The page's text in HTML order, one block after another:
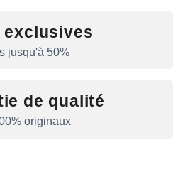
exclusives
jusqu'à 50%
de qualité
originaux